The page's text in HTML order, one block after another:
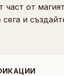
част от
и